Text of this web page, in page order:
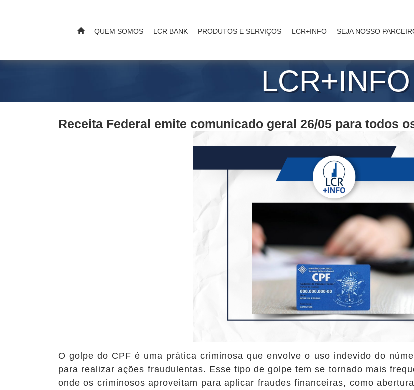
QUEM SOMOS LCR BANK PRODUTOS E SERVIÇOS LCR+INFO SEJA NOSSO
LCR+INFO
Receita Federal emite comunicado geral 26/05 para todos
O golpe do CPF é uma prática criminosa que envolve o uso indevido do
para realizar ações fraudulentas. Esse tipo de golpe tem se tornado mais
onde os criminosos aproveitam para aplicar fraudes financeiras, como